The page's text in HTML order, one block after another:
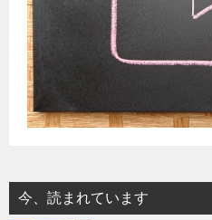
今、読まれています